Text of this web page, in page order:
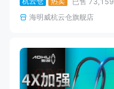
海明威杭云仓旗舰店